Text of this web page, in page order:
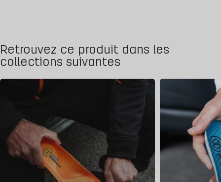
Retrouvez ce produit dans les
collections suivantes